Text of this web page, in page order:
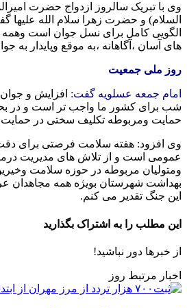
وی با تبریک سالروز ازدواج حضرت
السلام) و حضرت زهرا سلام الله علیها
الگویی کامل برای نسل جوان است
های آسان ،آگاهانه ،به موقع وپایدار به
روز ملی جمعیت
امام جمعه عسلویه گفت: افزایش و
شب برای کشور ما واجب تر است و در
حمایت ومربوطه تکلیف سختی در حمایت
وی افزود: هفته سلامت فرصتی برای
عمومی است و از تلاش های مدیریت
ومتولیان مربوطه در حوزه سلامت
بهداشت شهرستان بویژه همه مجاهدان
این جنگ تقدیر می کنم.
این مطلب را به اشتراک بگذارید
از خبرها دور نباشید!
اخبار مرتبط روز